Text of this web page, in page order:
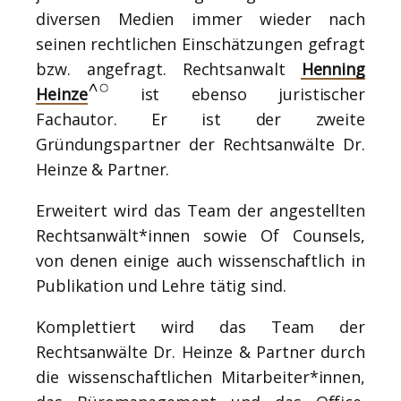
diversen Medien immer wieder nach
seinen rechtlichen Einschätzungen gefragt
bzw. angefragt. Rechtsanwalt Henning
Heinze
ist ebenso juristischer
Fachautor. Er ist der zweite
Gründungspartner der Rechtsanwälte Dr.
Heinze & Partner.
Erweitert wird das Team der angestellten
Rechtsanwält*innen sowie Of Counsels,
von denen einige auch wissenschaftlich in
Publikation und Lehre tätig sind.
Komplettiert wird das Team der
Rechtsanwälte Dr. Heinze & Partner durch
die wissenschaftlichen Mitarbeiter*innen,